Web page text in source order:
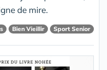
de mire.
Bien Vieillir Sport Senior